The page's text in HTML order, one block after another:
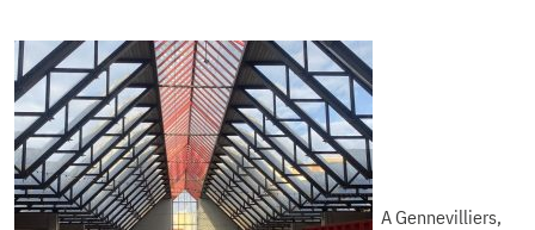
A Gennevilliers,